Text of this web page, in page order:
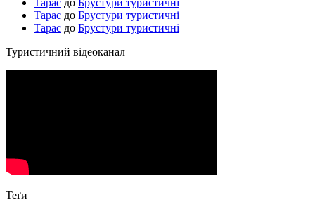
Тарас до Брустури туристичні
Тарас до Брустури туристичні
Туристичний відеоканал
Теґи